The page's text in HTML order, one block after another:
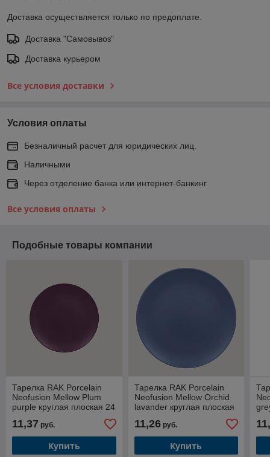
Доставка осуществляется только по предоплате.
Доставка "Самовывоз"
Доставка курьером
Все условия доставки
Условия оплаты
Безналичный расчет для юридических лиц.
Наличными
Через отделение банка или интернет-банкинг
Все условия оплаты
Подобные товары компании
Тарелка RAK Porcelain
Neofusion Mellow Plum
purple круглая плоская 24
11,37 руб.
Купить
Тарелка RAK Porcelain
Neofusion Mellow Orchid
lavander круглая плоская
11,26руб.
Купить